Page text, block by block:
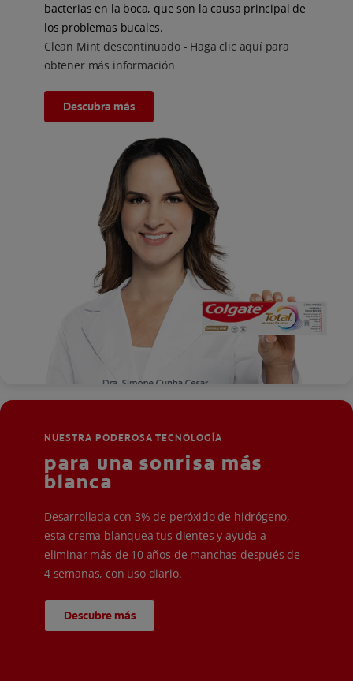
bacterias en la boca, que son la causa principal de
los problemas bucales.
Clean Mint descontinuado - Haga clic aquí para
obtener más información
Descubra más
NUESTRA PODEROSA TECNOLOGÍA
para una sonrisa más
blanca
Desarrollada con 3% de peróxido de hidrógeno,
esta crema blanquea tus dientes y ayuda a
eliminar más de 10 años de manchas después de
4 semanas, con uso diario.
Descubre más